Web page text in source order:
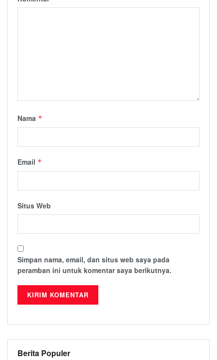
Nama *
Email *
Situs Web
Simpan nama, email, dan situs web saya pada
peramban ini untuk komentar saya berikutnya.
Berita Populer